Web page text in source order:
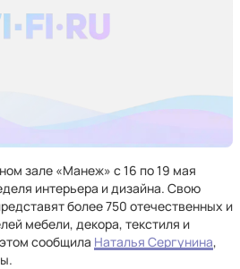
зале «Манеж» с 16 по 19 мая
интерьера и дизайна. Свою
более 750 отечественных и
мебели, декора, текстиля и
сообщила Наталья Сергунина,